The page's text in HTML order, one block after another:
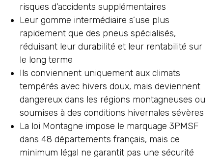
risques d’accidents supplémentaires
Leur gomme intermédiaire s’use plus
rapidement que des pneus spécialisés,
réduisant leur durabilité et leur rentabilité sur
le long terme
Ils conviennent uniquement aux climats
tempérés avec hivers doux, mais deviennent
dangereux dans les régions montagneuses ou
soumises à des conditions hivernales sévères
La loi Montagne impose le marquage 3PMSF
dans 48 départements français, mais ce
minimum légal ne garantit pas une sécurité